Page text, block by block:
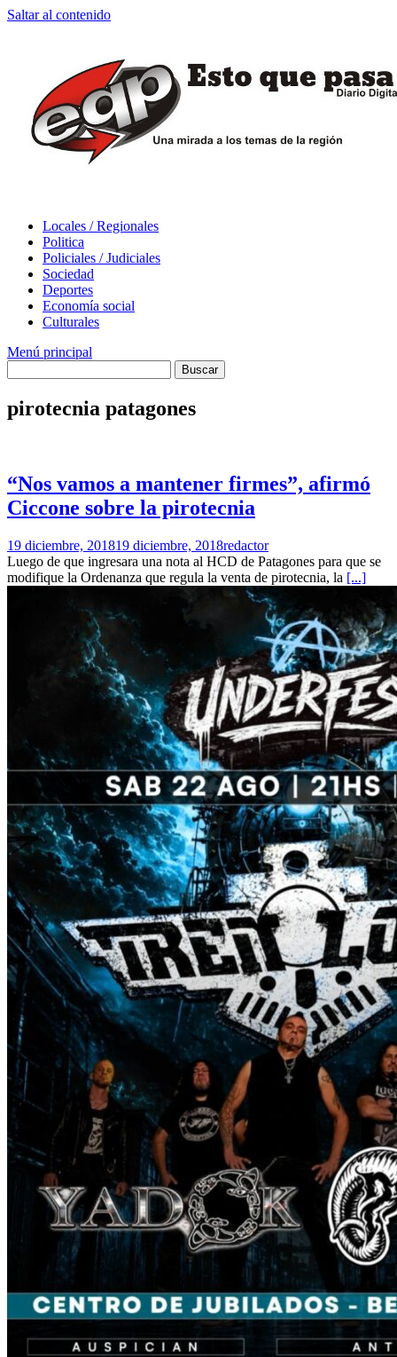
Saltar al contenido
Locales / Regionales
Politica
Policiales / Judiciales
Sociedad
Deportes
Economía social
Culturales
Menú principal
pirotecnia patagones
“Nos vamos a mantener firmes”, afirmó
Ciccone sobre la pirotecnia
19 diciembre, 201819 diciembre, 2018redactor
Luego de que ingresara una nota al HCD de Patagones para que se
modifique la Ordenanza que regula la venta de pirotecnia, la [...]